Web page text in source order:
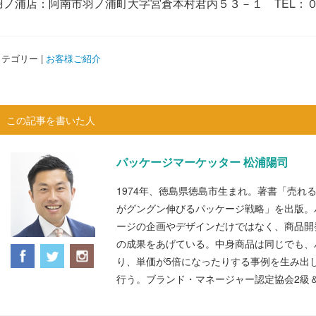
ゴリー | お客様ご紹介
この記事を書いた人
パッケージマーケッター 松浦陽司
1974年、徳島県徳島市生まれ。著書「売れ
がグングン伸びるパッケージ戦略」を出版
ージの企画やデザインだけではなく、商品
の成果をあげている。中身商品は同じでも
り、単価が5倍になったりする事例を生み
行う。ブランド・マネージャー認定協会2級